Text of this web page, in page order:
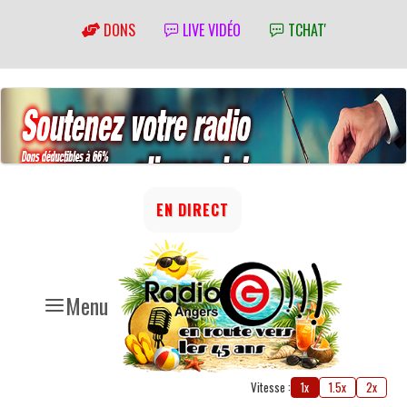
DONS LIVE VIDÉO TCHAT'
Menu
EN DIRECT
Vitesse : 1x 1.5x 2x